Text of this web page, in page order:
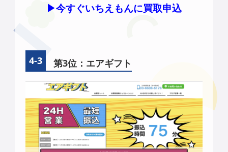
▶︎今すぐいちえもんに買取申込
第3位：エアギフト